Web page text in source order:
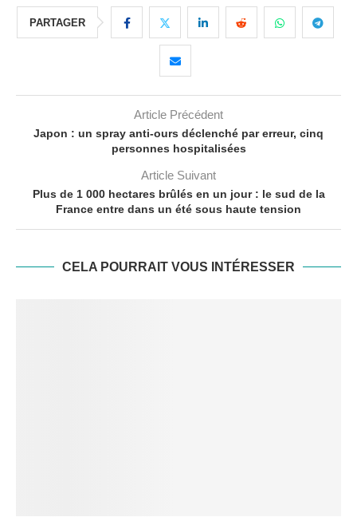
PARTAGER
Article Précédent
Japon : un spray anti-ours déclenché par erreur, cinq
personnes hospitalisées
Article Suivant
Plus de 1 000 hectares brûlés en un jour : le sud de la
France entre dans un été sous haute tension
CELA POURRAIT VOUS INTÉRESSER